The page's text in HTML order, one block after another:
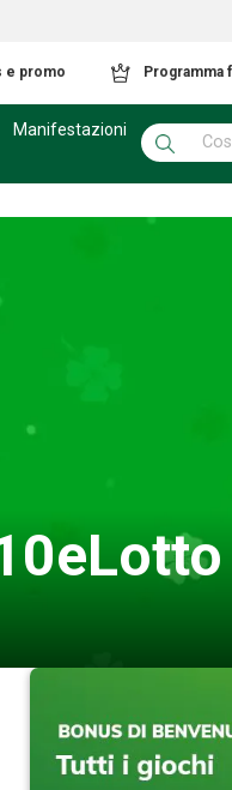
e promo Programma
Manifestazioni